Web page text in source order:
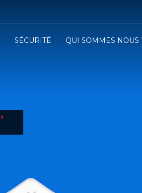
SÉCURITÉ QUI SOMMES NOUS